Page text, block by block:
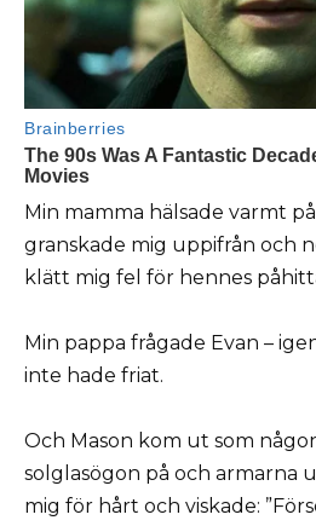
Min mamma hälsade varmt
granskade mig uppifrån och
klätt mig fel för hennes
Min pappa frågade Evan –
inte hade friat.
Och Mason kom ut som
solglasögon på och armarna
mig för hårt och viskade: